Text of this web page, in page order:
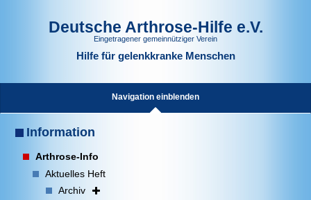
Deutsche Arthrose-Hilfe e.V.
Eingetragener gemeinnütziger Verein
Hilfe für gelenkkranke Menschen
Navigation einblenden
Information
Arthrose-Info
Aktuelles Heft
Archiv